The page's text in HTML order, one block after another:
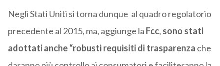
Negli Stati Uniti si torna dunque al quadro regolatorio
precedente al 2015, ma, aggiunge la Fcc, sono stati
adottati anche “robusti requisiti di trasparenza che